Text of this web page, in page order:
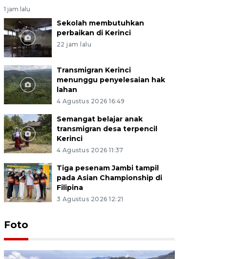
1 jam lalu
Sekolah membutuhkan
perbaikan di Kerinci
22 jam lalu
Transmigran Kerinci
menunggu penyelesaian hak
lahan
4 Agustus 2026 16:49
Semangat belajar anak
transmigran desa terpencil
Kerinci
4 Agustus 2026 11:37
Tiga pesenam Jambi tampil
pada Asian Championship di
Filipina
3 Agustus 2026 12:21
Foto